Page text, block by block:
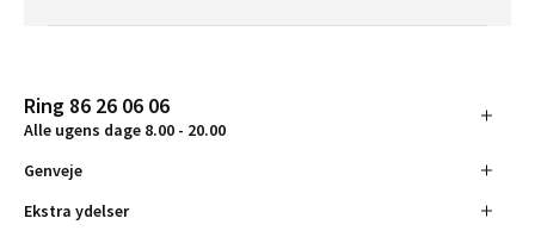
Ring 86 26 06 06
Alle ugens dage 8.00 - 20.00
Genveje
Ekstra ydelser